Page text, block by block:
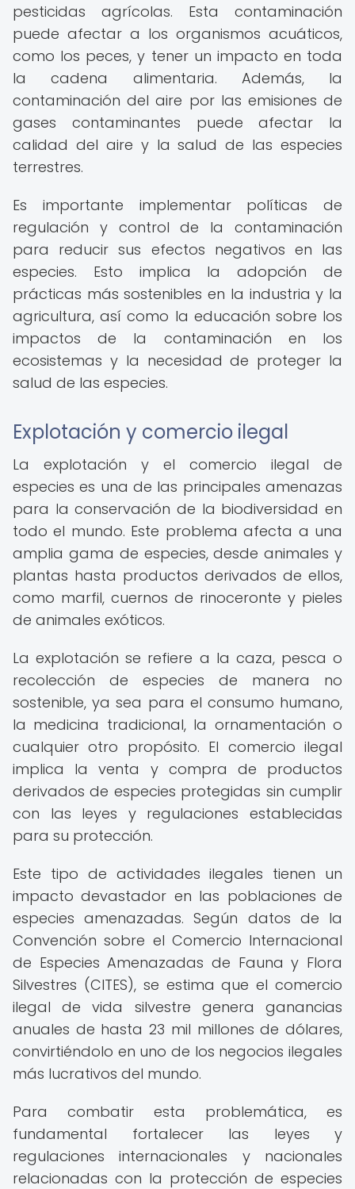
pesticidas agrícolas. Esta contaminación
puede afectar a los organismos acuáticos,
como los peces, y tener un impacto en toda
la cadena alimentaria. Además, la
contaminación del aire por las emisiones de
gases contaminantes puede afectar la
calidad del aire y la salud de las especies
terrestres.
Es importante implementar políticas de
regulación y control de la contaminación
para reducir sus efectos negativos en las
especies. Esto implica la adopción de
prácticas más sostenibles en la industria y la
agricultura, así como la educación sobre los
impactos de la contaminación en los
ecosistemas y la necesidad de proteger la
salud de las especies.
Explotación y comercio ilegal
La explotación y el comercio ilegal de
especies es una de las principales amenazas
para la conservación de la biodiversidad en
todo el mundo. Este problema afecta a una
amplia gama de especies, desde animales y
plantas hasta productos derivados de ellos,
como marfil, cuernos de rinoceronte y pieles
de animales exóticos.
La explotación se refiere a la caza, pesca o
recolección de especies de manera no
sostenible, ya sea para el consumo humano,
la medicina tradicional, la ornamentación o
cualquier otro propósito. El comercio ilegal
implica la venta y compra de productos
derivados de especies protegidas sin cumplir
con las leyes y regulaciones establecidas
para su protección.
Este tipo de actividades ilegales tienen un
impacto devastador en las poblaciones de
especies amenazadas. Según datos de la
Convención sobre el Comercio Internacional
de Especies Amenazadas de Fauna y Flora
Silvestres (CITES), se estima que el comercio
ilegal de vida silvestre genera ganancias
anuales de hasta 23 mil millones de dólares,
convirtiéndolo en uno de los negocios ilegales
más lucrativos del mundo.
Para combatir esta problemática, es
fundamental fortalecer las leyes y
regulaciones internacionales y nacionales
relacionadas con la protección de especies